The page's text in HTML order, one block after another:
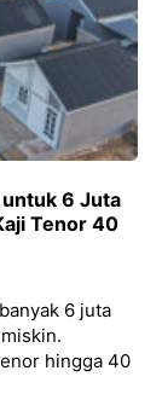
untuk 6 Juta
Tenor 40
6 juta
hingga 40